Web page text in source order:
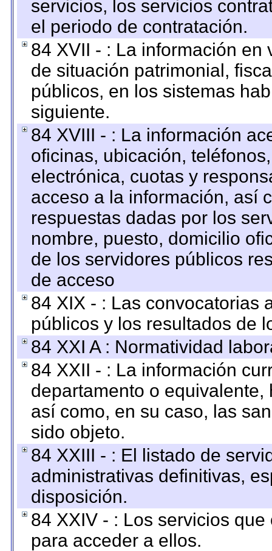
servicios, los servicios
el periodo de contratación.
84 XVII - : La información
de situación patrimonial,
públicos, en los sistemas
siguiente.
84 XVIII - : La información
oficinas, ubicación,
electrónica, cuotas y
acceso a la información, así
respuestas dadas por los
nombre, puesto, domicilio
de los servidores públicos
de acceso
84 XIX - : Las convocatorias
públicos y los resultados de
84 XXI A : Normatividad
84 XXII - : La información
departamento o
así como, en su caso, las
sido objeto.
84 XXIII - : El listado de
administrativas definitivas,
disposición.
84 XXIV - : Los servicios
para acceder a ellos.